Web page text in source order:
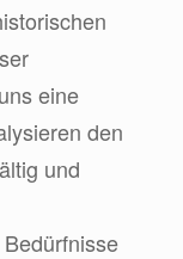
eine
den
und